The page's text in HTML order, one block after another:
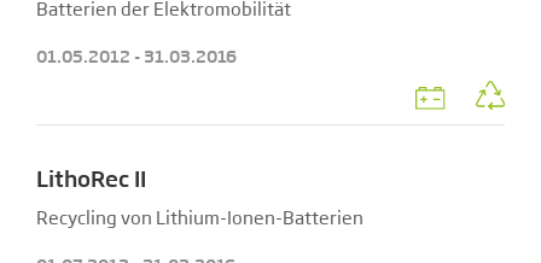
Batterien der Elektromobilität
01.05.2012 - 31.03.2016
LithoRec II
Recycling von Lithium-Ionen-Batterien